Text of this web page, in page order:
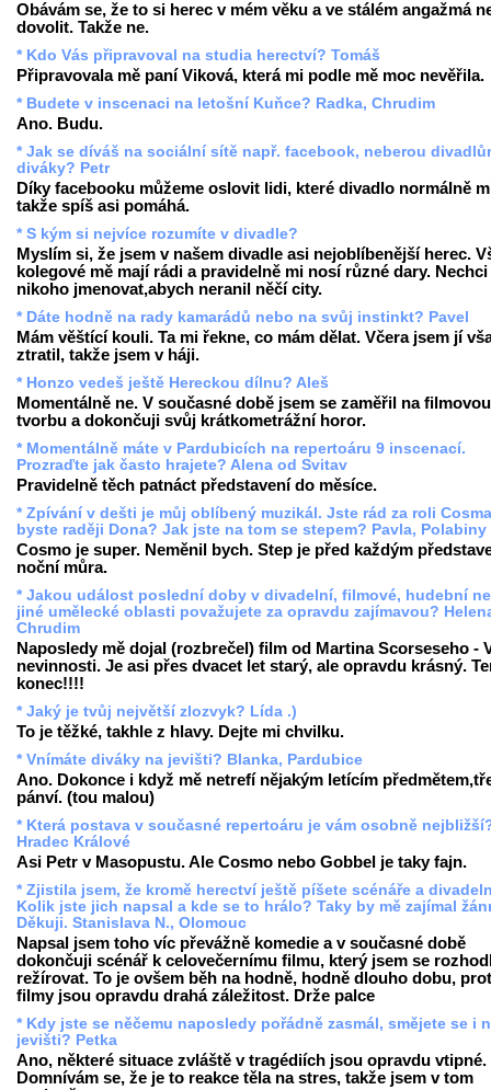
Obávám se, že to si herec v mém věku a ve stálém angažmá
dovolit. Takže ne.
* Kdo Vás připravoval na studia herectví? Tomáš
Připravovala mě paní Viková, která mi podle mě moc nevěřila.
* Budete v inscenaci na letošní Kuňce? Radka, Chrudim
Ano. Budu.
* Jak se díváš na sociální sítě např. facebook, neberou
diváky? Petr
Díky facebooku můžeme oslovit lidi, které divadlo normálně
takže spíš asi pomáhá.
* S kým si nejvíce rozumíte v divadle?
Myslím si, že jsem v našem divadle asi nejoblíbenější herec.
kolegové mě mají rádi a pravidelně mi nosí různé dary. Nechci
nikoho jmenovat,abych neranil něčí city.
* Dáte hodně na rady kamarádů nebo na svůj instinkt? Pavel
Mám věštící kouli. Ta mi řekne, co mám dělat. Včera jsem jí
ztratil, takže jsem v háji.
* Honzo vedeš ještě Hereckou dílnu? Aleš
Momentálně ne. V současné době jsem se zaměřil na filmovou
tvorbu a dokončuji svůj krátkometrážní horor.
* Momentálně máte v Pardubicích na repertoáru 9 inscenací.
Prozraďte jak často hrajete? Alena od Svitav
Pravidelně těch patnáct představení do měsíce.
* Zpívání v dešti je můj oblíbený muzikál. Jste rád za roli
byste raději Dona? Jak jste na tom se stepem? Pavla, Polabiny
Cosmo je super. Neměnil bych. Step je před každým
noční můra.
* Jakou událost poslední doby v divadelní, filmové, hudební
jiné umělecké oblasti považujete za opravdu zajímavou?
Chrudim
Naposledy mě dojal (rozbrečel) film od Martina Scorseseho -
nevinnosti. Je asi přes dvacet let starý, ale opravdu krásný.
konec!!!!
* Jaký je tvůj největší zlozvyk? Lída .)
To je těžké, takhle z hlavy. Dejte mi chvilku.
* Vnímáte diváky na jevišti? Blanka, Pardubice
Ano. Dokonce i když mě netrefí nějakým letícím
pánví. (tou malou)
* Která postava v současné repertoáru je vám osobně
Hradec Králové
Asi Petr v Masopustu. Ale Cosmo nebo Gobbel je taky fajn.
* Zjistila jsem, že kromě herectví ještě píšete scénáře a
Kolik jste jich napsal a kde se to hrálo? Taky by mě zajímal
Děkuji. Stanislava N., Olomouc
Napsal jsem toho víc převážně komedie a v současné době
dokončuji scénář k celovečernímu filmu, který jsem se
režírovat. To je ovšem běh na hodně, hodně dlouho dobu,
filmy jsou opravdu drahá záležitost. Drže palce
* Kdy jste se něčemu naposledy pořádně zasmál, smějete se i
jevišti? Petka
Ano, některé situace zvláště v tragédiích jsou opravdu vtipné.
Domnívám se, že je to reakce těla na stres, takže jsem v tom